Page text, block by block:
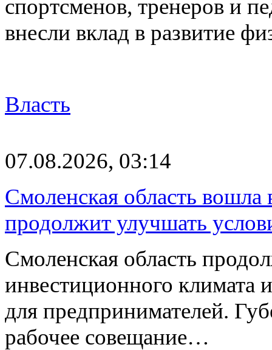
спортсменов, тренеров и
внесли вклад в развитие
Власть
07.08.2026, 03:14
Смоленская область
продолжит улучшать
Смоленская область
инвестиционного климата
для предпринимателей.
рабочее совещание…